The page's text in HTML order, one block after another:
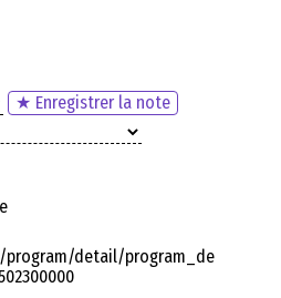
★ Enregistrer la note
program/detail/program_de